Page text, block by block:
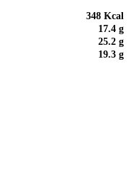
348 Kcal
17.4 g
25.2 g
19.3 g